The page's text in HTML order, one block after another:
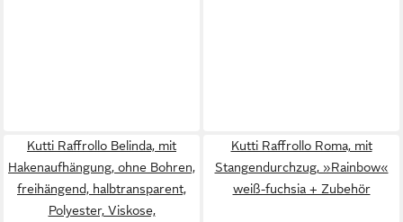
Kutti Raffrollo Belinda, mit
Hakenaufhängung, ohne Bohren,
freihängend, halbtransparent,
Polyester, Viskose,
Kutti Raffrollo Roma, mit
Stangendurchzug, »Rainbow«
weiß-fuchsia + Zubehör